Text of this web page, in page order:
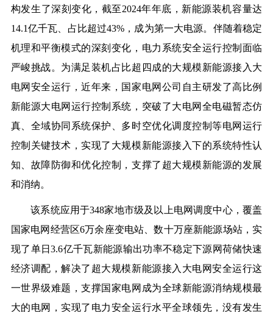
构发生了深刻变化，截至2024年年底，新能源装机容量达
14.1亿千瓦、占比超过43%，成为第一大电源。伴随着稳定
机理和平衡模式的深刻变化，电力系统安全运行控制面临
严峻挑战。为满足装机占比超四成的大规模新能源接入大
电网安全运行，近年来，国家电网公司自主研发了高比例
新能源大电网运行控制系统，突破了大电网全电磁暂态仿
真、全域协同系统保护、多时空优化调度控制等电网运行
控制关键技术，实现了大规模新能源接入下的系统特性认
知、故障防御和优化控制，支撑了超大规模新能源的发展
和消纳。
该系统应用于348家地市级及以上电网调度中心，覆盖
国家电网经营区6万余座变电站、数十万座新能源场站，实
现了单日3.6亿千瓦新能源输出功率不稳定下源网荷储快速
经济调配，解决了超大规模新能源接入大电网安全运行这
一世界级难题，支撑国家电网成为全球新能源消纳规模最
大的电网，实现了电力安全运行水平全球领先，没有发生